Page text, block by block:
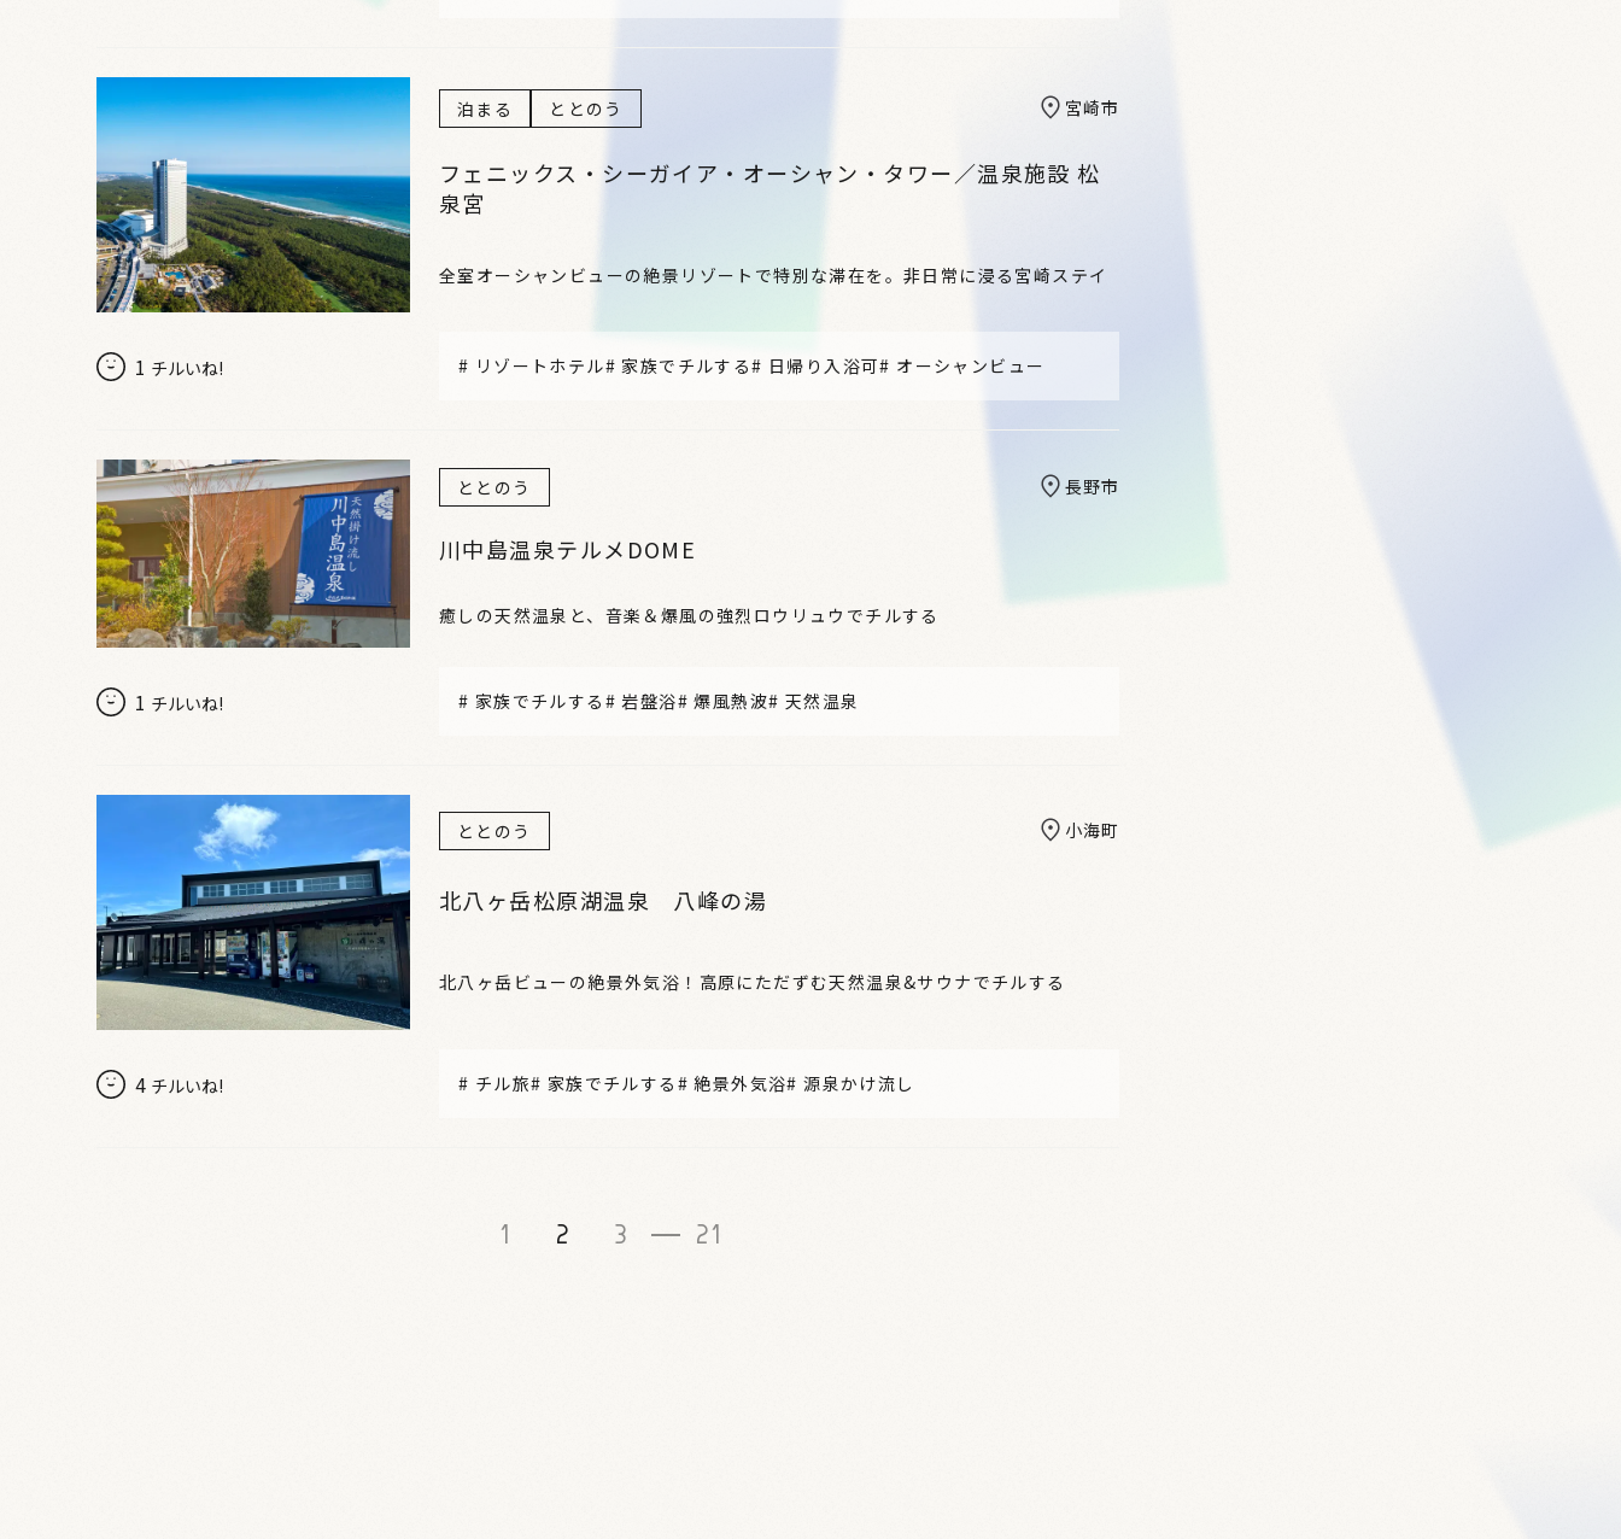
泊まる ととのう 宮崎市
フェニックス・シーガイア・オーシャン・タワー／温泉施設 松
泉宮
1 チルいね!
全室オーシャンビューの絶景リゾートで特別な滞在を。非日常に浸る宮崎ステイ
# リゾートホテル#家族でチルする# 日帰り入浴可# オーシャンビュー
ととのう 長野市
川中島温泉テルメDOME
1 チルいね!
癒しの天然温泉と、音楽＆爆風の強烈ロウリュウでチルする
# 家族でチルする #岩盤浴#爆風熱波# 天然温泉
ととのう 小海町
北八ヶ岳松原湖温泉 八峰の湯
4 チルいね!
北八ヶ岳ビューの絶景外気浴！高原にただずむ天然温泉&サウナでチルする
# チル旅# 家族でチルする #絶景外気浴#源泉かけ流し
1 2 3 21